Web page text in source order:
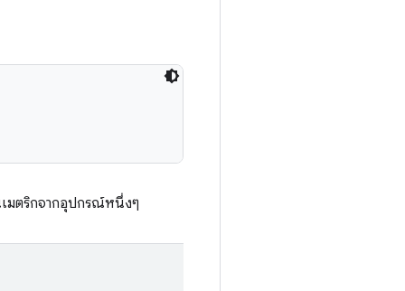
เมตริกจากอุปกรณ์หนึ่งๆ